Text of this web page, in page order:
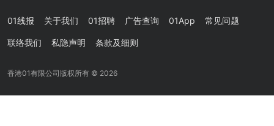
01线报 关于我们 01招聘 广告查询 01App 常见问题
联络我们 私隐声明 条款及细则
香港01有限公司版权所有 © 2026